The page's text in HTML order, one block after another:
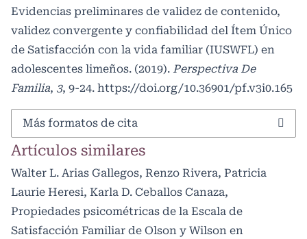
Evidencias preliminares de validez de contenido,
validez convergente y confiabilidad del Ítem Único
de Satisfacción con la vida familiar (IUSWFL) en
adolescentes limeños. (2019). Perspectiva De
Familia, 3, 9-24. https://doi.org/10.36901/pf.v3i0.165
Más formatos de cita
Artículos similares
Walter L. Arias Gallegos, Renzo Rivera, Patricia
Laurie Heresi, Karla D. Ceballos Canaza,
Propiedades psicométricas de la Escala de
Satisfacción Familiar de Olson y Wilson en